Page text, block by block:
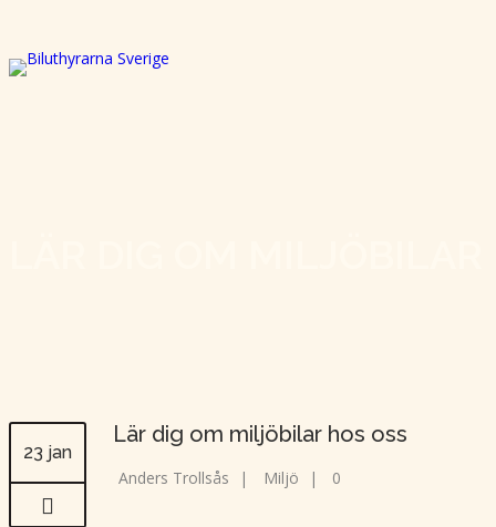
23 jan
Lär dig om miljöbilar hos oss
Anders Trollsås | Miljö | 0